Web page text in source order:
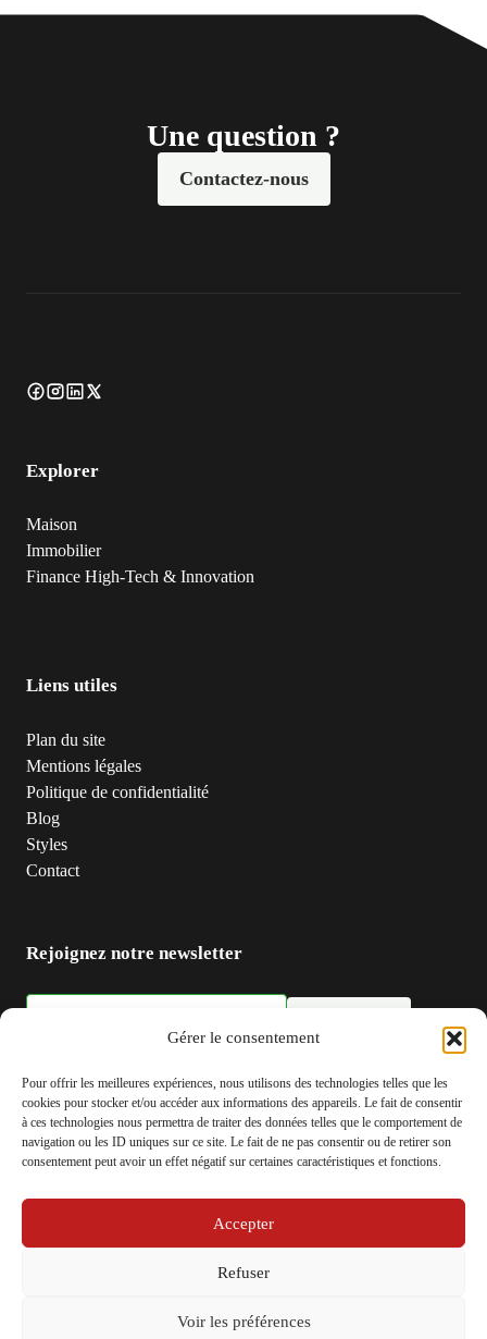
Gérer le consentement
Pour offrir les meilleures expériences, nous utilisons des technologies telles que les
cookies pour stocker et/ou accéder aux informations des appareils. Le fait de consentir
à ces technologies nous permettra de traiter des données telles que le comportement de
navigation ou les ID uniques sur ce site. Le fait de ne pas consentir ou de retirer son
consentement peut avoir un effet négatif sur certaines caractéristiques et fonctions.
Accepter
Refuser
Voir les préférences
Une question ?
Contactez-nous
Explorer
Maison
Immobilier
Finance High-Tech & Innovation
Liens utiles
Plan du site
Mentions légales
Politique de confidentialité
Blog
Styles
Contact
Rejoignez notre newsletter